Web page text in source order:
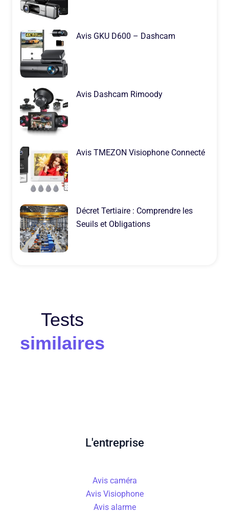
Avis GKU D600 – Dashcam
Avis Dashcam Rimoody
Avis TMEZON Visiophone Connecté
Décret Tertiaire : Comprendre les
Seuils et Obligations
Tests
similaires
L'entreprise
Avis caméra
Avis Visiophone
Avis alarme